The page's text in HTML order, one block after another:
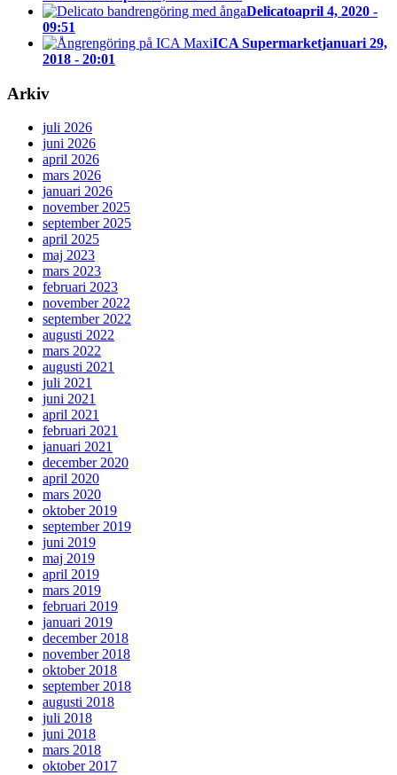
Delicatoapril 4, 2020 -
09:51
ICA Supermarketjanuari 29,
2018 - 20:01
Arkiv
juli 2026
juni 2026
april 2026
mars 2026
januari 2026
november 2025
september 2025
april 2025
maj 2023
mars 2023
februari 2023
november 2022
september 2022
augusti 2022
mars 2022
augusti 2021
juli 2021
juni 2021
april 2021
februari 2021
januari 2021
december 2020
april 2020
mars 2020
oktober 2019
september 2019
juni 2019
maj 2019
april 2019
mars 2019
februari 2019
januari 2019
december 2018
november 2018
oktober 2018
september 2018
augusti 2018
juli 2018
juni 2018
mars 2018
oktober 2017